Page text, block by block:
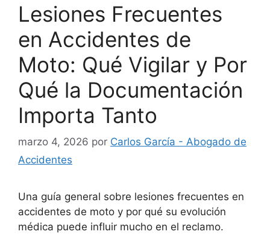
Lesiones Frecuentes
en Accidentes de
Moto: Qué Vigilar y Por
Qué la Documentación
Importa Tanto
marzo 4, 2026 por Carlos García - Abogado de
Accidentes
Una guía general sobre lesiones frecuentes en
accidentes de moto y por qué su evolución
médica puede influir mucho en el reclamo.